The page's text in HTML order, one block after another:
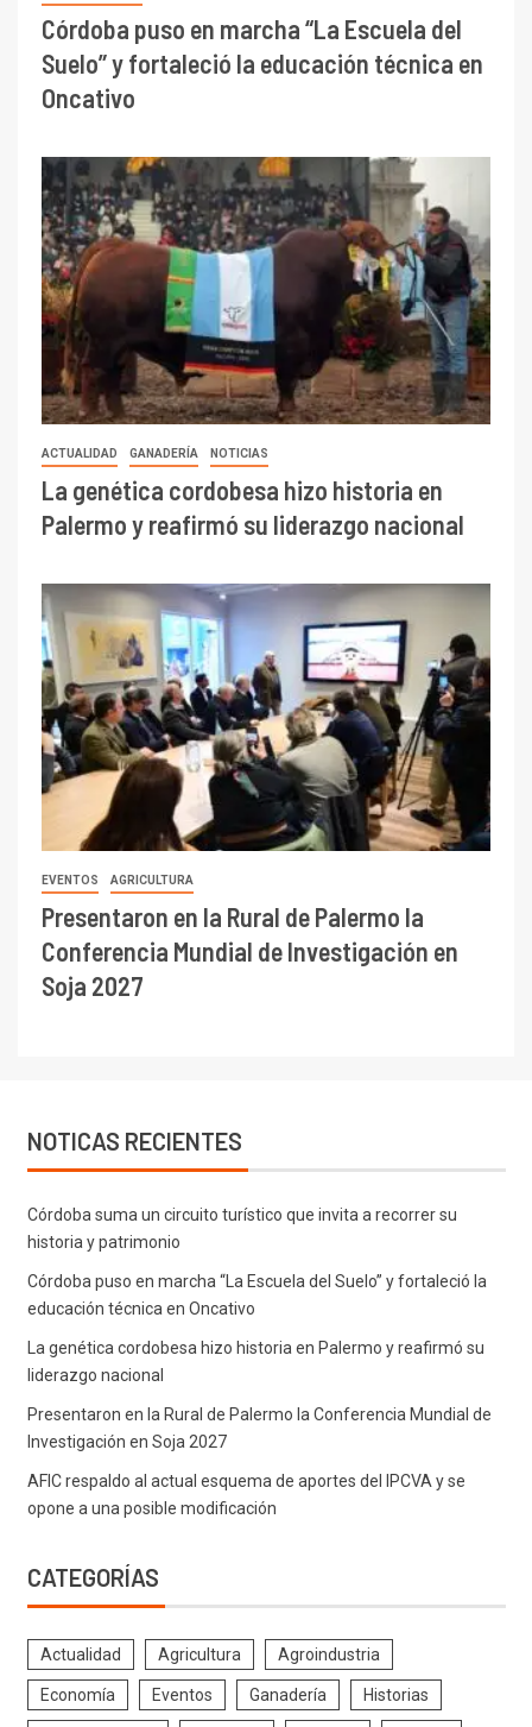
Córdoba puso en marcha “La Escuela del
Suelo” y fortaleció la educación técnica en
Oncativo
ACTUALIDAD GANADERÍA NOTICIAS
La genética cordobesa hizo historia en
Palermo y reafirmó su liderazgo nacional
EVENTOS AGRICULTURA
Presentaron en la Rural de Palermo la
Conferencia Mundial de Investigación en
Soja 2027
NOTICAS RECIENTES
Córdoba suma un circuito turístico que invita a recorrer su
historia y patrimonio
Córdoba puso en marcha “La Escuela del Suelo” y fortaleció la
educación técnica en Oncativo
La genética cordobesa hizo historia en Palermo y reafirmó su
liderazgo nacional
Presentaron en la Rural de Palermo la Conferencia Mundial de
Investigación en Soja 2027
AFIC respaldo al actual esquema de aportes del IPCVA y se
opone a una posible modificación
CATEGORÍAS
Actualidad Agricultura Agroindustria
Economía Eventos Ganadería Historias